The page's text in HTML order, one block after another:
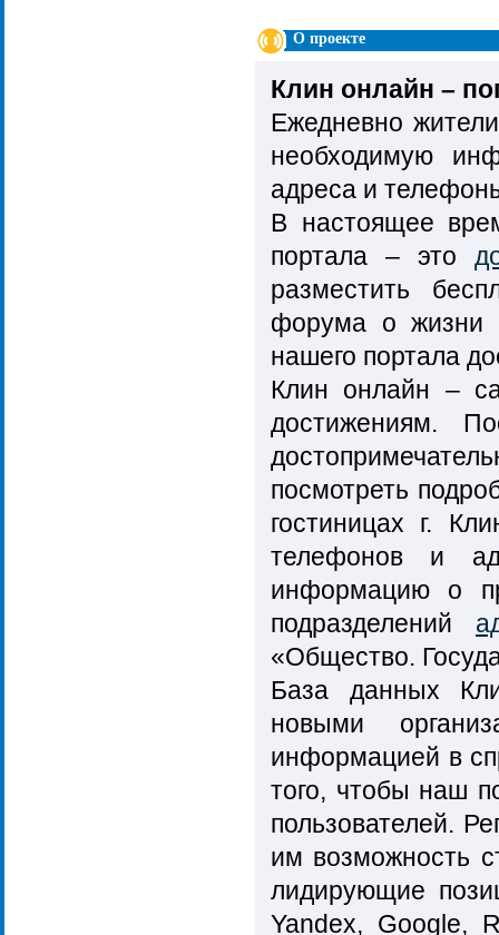
О проекте
Клин онлайн –
Ежедневно
необходимую
адреса и
В настоящее
портала – это
разместить
форума о жизни
нашего портала
Клин онлайн –
достижениям.
посмотреть
гостиницах г.
телефонов и
информацию о
подразделений
«Общество.
База данных
новыми
информацией в
того, чтобы наш
пользователей.
им возможность
лидирующие
Yandex, Google,